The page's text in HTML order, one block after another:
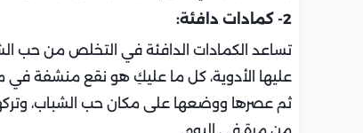
2- كمادات دافئة:
تساعد الكمادات الدافئة في التخلص من حب